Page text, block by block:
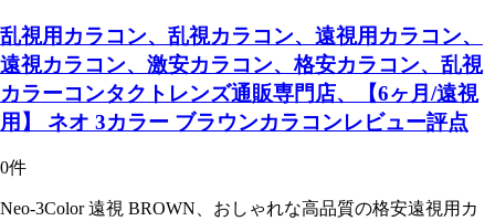
乱視用カラコン、乱視カラコン、遠視用カラコン、
遠視カラコン、激安カラコン、格安カラコン、乱視
カラーコンタクトレンズ通販専門店、【6ヶ月/遠視
用】 ネオ 3カラー ブラウンカラコンレビュー評点
0件
Neo-3Color 遠視 BROWN、おしゃれな高品質の格安遠視用カ